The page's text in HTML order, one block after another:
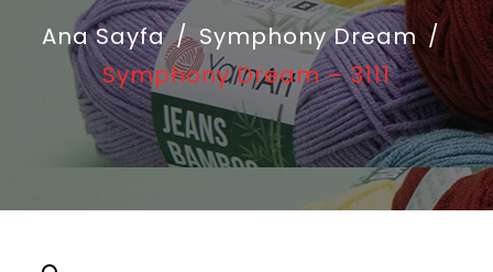
Ana Sayfa / Symphony Dream /
Symphony Dream – 3111